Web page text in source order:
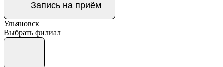
Запись на приём
Ульяновск
Выбрать филиал